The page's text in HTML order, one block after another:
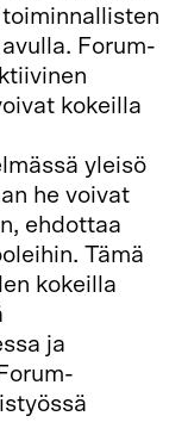
Forum-
kokeilla
yleisö
he voivat
ehdottaa
Tämä
kokeilla
ja